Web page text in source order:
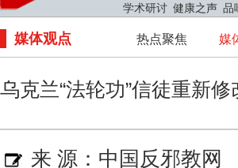
学术研讨 健康之声 品
媒体观点 热点聚焦 媒
乌克兰“法轮功”信徒重新
来 源： 中国反邪教网